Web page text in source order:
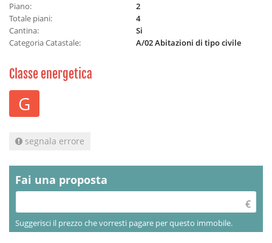
Piano:
2
Totale piani:
4
Cantina:
Si
Categoria Catastale:
A/02 Abitazioni di tipo civile
Classe energetica
G
segnala errore
Fai una proposta
Suggerisci il prezzo che vorresti pagare per questo immobile.